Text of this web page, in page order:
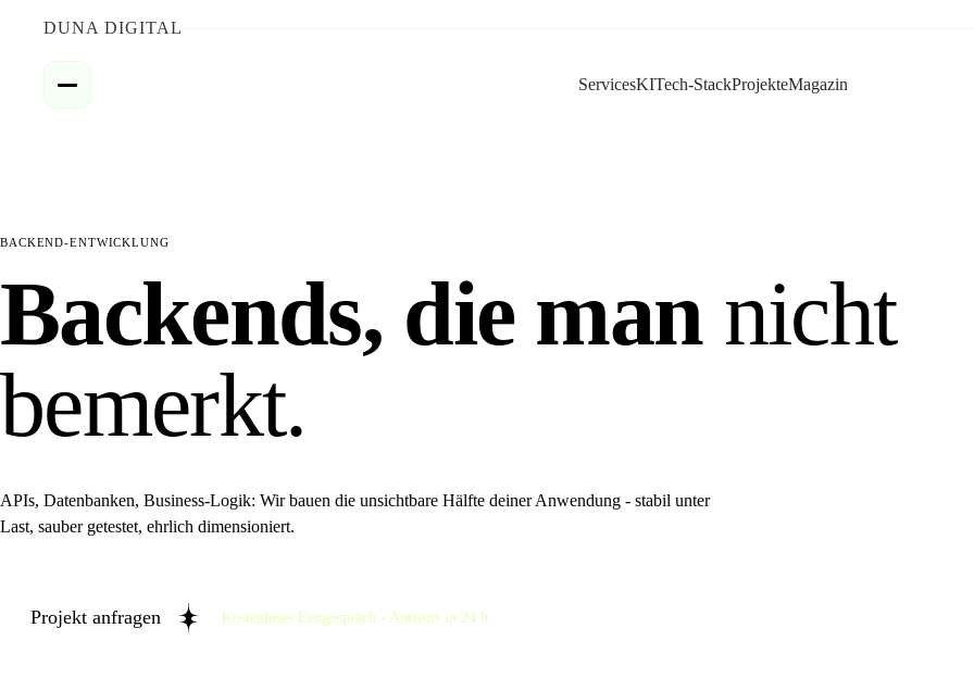
DUNA DIGITAL
ServicesKITech-StackProjekteMagazin
BACKEND-ENTWICKLUNG
Backends, die man nicht
bemerkt.
APIs, Datenbanken, Business-Logik: Wir bauen die unsichtbare Hälfte deiner Anwendung - stabil unter
Last, sauber getestet, ehrlich dimensioniert.
Projekt anfragen Kostenloses Erstgespräch - Antwort in 24 h.